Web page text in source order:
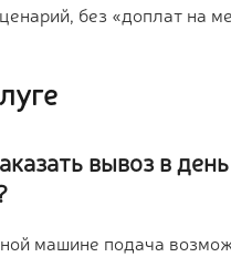
без «доплат на
вывоз в день
машине подача